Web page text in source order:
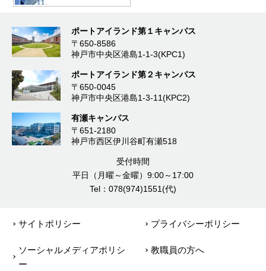
ポートアイランド第１キャンパス
〒650-8586
神戸市中央区港島1-1-3(KPC1)
ポートアイランド第２キャンパス
〒650-0045
神戸市中央区港島1-3-11(KPC2)
有瀬キャンパス
〒651-2180
神戸市西区伊川谷町有瀬518
受付時間
平日（月曜～金曜）9:00～17:00
Tel：078(974)1551(代)
サイトポリシー プライバシーポリシー
ソーシャルメディアポリシ
ー
教職員の方へ